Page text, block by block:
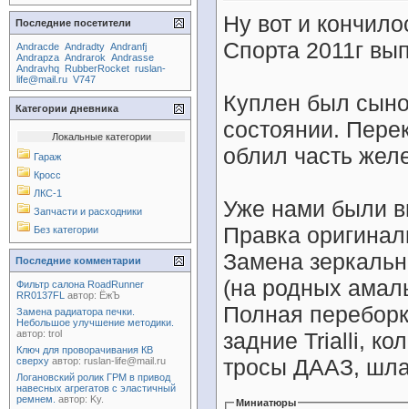
Ну вот и
Спорта 2011г
Куплен был
состоянии.
облил часть
Уже нами были
Правка
Замена
(на родных
Полная
задние Trialli,
тросы ДААЗ,
Миниатюры
Последние посетители
Andracde Andradty Andranfj
Andrapza Andrarok Andrasse
Andravhq RubberRocket ruslan-
life@mail.ru V747
Категории дневника
Локальные категории
Гараж
Кросс
ЛКС-1
Запчасти и расходники
Без категории
Последние комментарии
Фильтр салона RoadRunner
RR0137FL автор: ЁжЪ
Замена радиатора печки.
Небольшое улучшение методики.
автор: trol
Ключ для проворачивания КВ
сверху автор: ruslan-life@mail.ru
Логановский ролик ГРМ в привод
навесных агрегатов с эластичный
ремнем. автор: Ky.